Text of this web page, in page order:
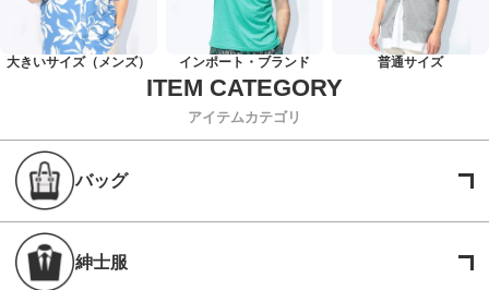
大きいサイズ（メンズ） インポート・ブランド 普通サイズ
アイテムカテゴリ
バッグ
紳士服